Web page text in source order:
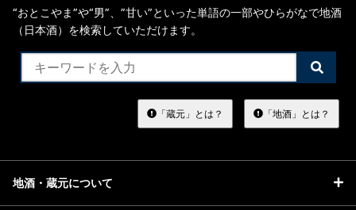
“おとこやま”や“男”、”甘い”といった単語の一部やひらがなで地酒
（日本酒）を検索していただけます。
検
索
る
「蔵元」とは？ 「地酒」とは？
地酒・蔵元について